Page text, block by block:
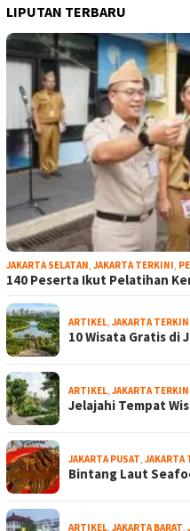
LIPUTAN TERBARU
JAKARTA SELATAN, JAKARTA TERKINI,
140 Peserta Ikut Pelatihan
ARTIKEL, JAKARTA
10 Wisata Gratis
ARTIKEL, JAKARTA
Jelajahi Tempat
JAKARTA PUSAT, JAKARTA
Bintang Laut
ARTIKEL, JAKARTA BARAT,